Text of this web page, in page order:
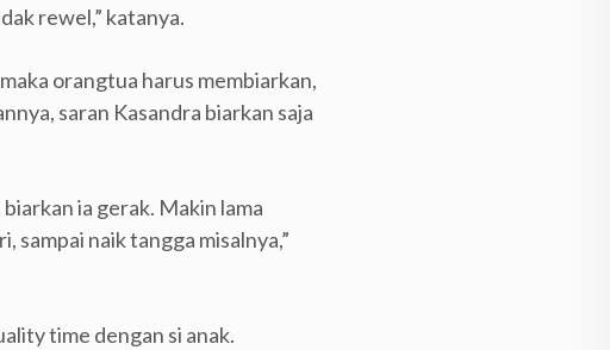
rewel,” katanya.
orangtua harus membiarkan,
saran Kasandra biarkan saja
ia gerak. Makin lama
naik tangga misalnya,”
time dengan si anak.